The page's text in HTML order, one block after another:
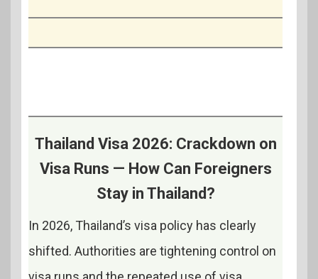
Thailand Visa 2026: Crackdown on
Visa Runs — How Can Foreigners
Stay in Thailand?
In 2026, Thailand’s visa policy has clearly
shifted. Authorities are tightening control on